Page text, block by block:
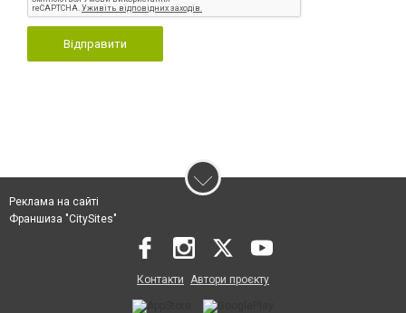
Відправити
Реклама на сайті
Франшиза "CitySites"
Контакти Автори проєкту